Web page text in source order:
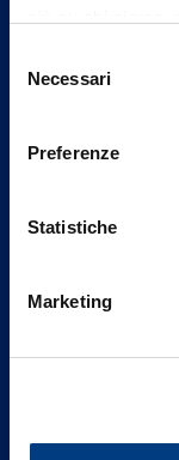
può trovare nel
delNecessari
Preferenze
Statistiche
Marketing
Contattaci
Vittoria